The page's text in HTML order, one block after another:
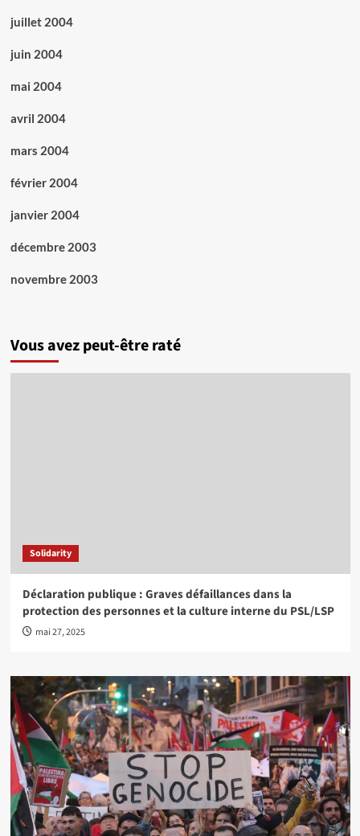
juillet 2004
juin 2004
mai 2004
avril 2004
mars 2004
février 2004
janvier 2004
décembre 2003
novembre 2003
Vous avez peut-être raté
Solidarity
Déclaration publique : Graves défaillances dans la
protection des personnes et la culture interne du PSL/LSP
mai 27, 2025